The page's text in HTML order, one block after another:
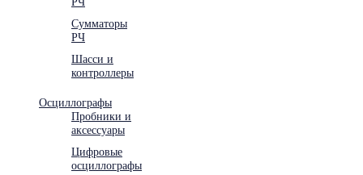
Сумматоры
РЧ
Шасси и
контроллеры
Осциллографы
Пробники и
аксессуары
Цифровые
осциллографы